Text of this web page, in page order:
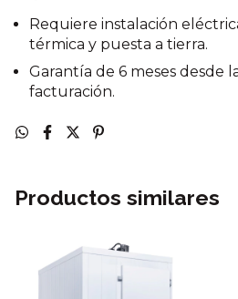
Requiere instalación
térmica y puesta a tierra.
Garantía de 6 meses desde
facturación.
Productos similares